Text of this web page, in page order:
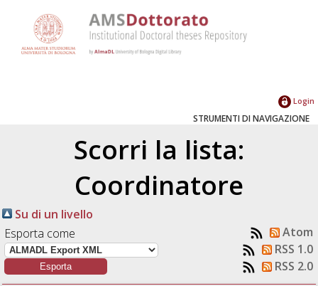
Login
STRUMENTI DI NAVIGAZIONE
Scorri la lista:
Coordinatore
Su di un livello
Esporta come
Atom
RSS 1.0
RSS 2.0